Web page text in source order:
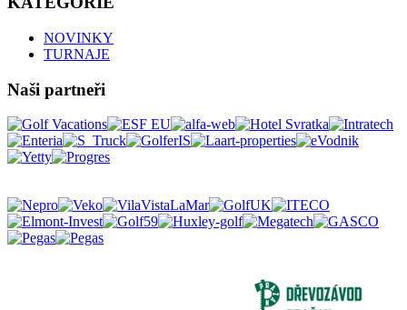
NOVINKY
TURNAJE
Naši partneři